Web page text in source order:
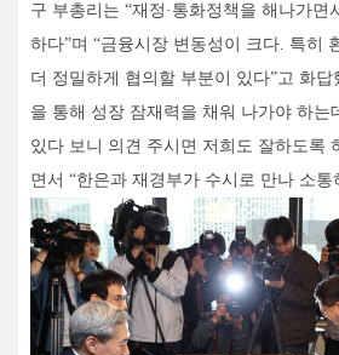
구 부총리는 “재정·통화정책을 해나가면
하다”며 “금융시장 변동성이 크다. 특히
더 정밀하게 협의할 부분이 있다”고 화답
을 통해 성장 잠재력을 채워 나가야 하는
있다 보니 의견 주시면 저희도 잘하도록
면서 “한은과 재경부가 수시로 만나 소통